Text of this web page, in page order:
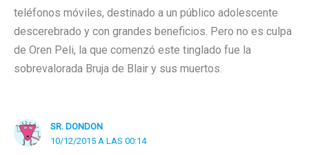
teléfonos móviles, destinado a un público adolescente
descerebrado y con grandes beneficios. Pero no es culpa
de Oren Peli, la que comenzó este tinglado fue la
sobrevalorada Bruja de Blair y sus muertos.
SR. DONDON
10/12/2015 A LAS 00:14